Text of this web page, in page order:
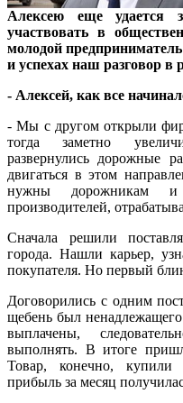
Алексею еще удается
участвовать в
молодой
и успехах наш разговор в
- Алексей, как все
- Мы с другом открыли
тогда заметно
развернулись дорожные
двигаться в этом
нужны дорожникам и
производителей,
Сначала решили
города. Нашли карьер,
покупателя. Но первый
Договорились с одним
щебень был
выплачены,
выполнять. В итоге
Товар, конечно, купили
прибыль за месяц